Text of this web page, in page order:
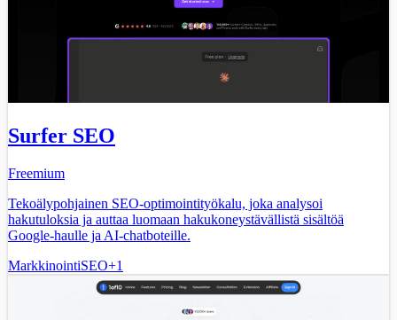
Surfer SEO
Freemium
Tekoälypohjainen SEO-optimointityökalu, joka analysoi
hakutuloksia ja auttaa luomaan hakukoneystävällistä sisältöä
Google-haulle ja AI-chatboteille.
MarkkinointiSEO+1